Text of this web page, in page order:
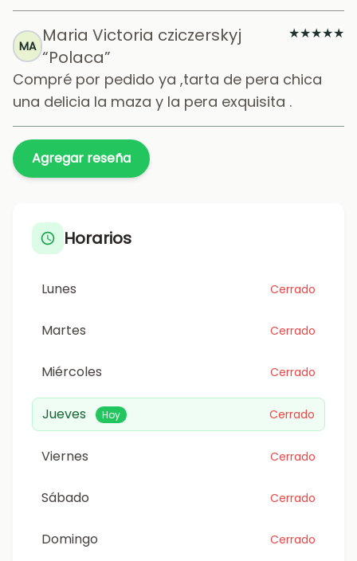
MA Maria Victoria cziczerskyj
“Polaca”
★★★★★
Compré por pedido ya ,tarta de pera chica
una delicia la maza y la pera exquisita .
Agregar reseña
Horarios
Lunes Cerrado
Martes Cerrado
Miércoles Cerrado
Jueves Hoy Cerrado
Viernes Cerrado
Sábado Cerrado
Domingo Cerrado